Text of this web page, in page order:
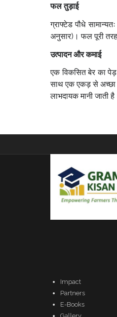
फल तुड़ाई
ग्राफ्टेड पौधे
अनुसार)। फल पूरी तरह
उत्पादन और कमाई
एक विकसित बेर का
साथ एक एकड़ से अच्छा
लाभदायक मानी जाती
Impact
Partners
E-Books